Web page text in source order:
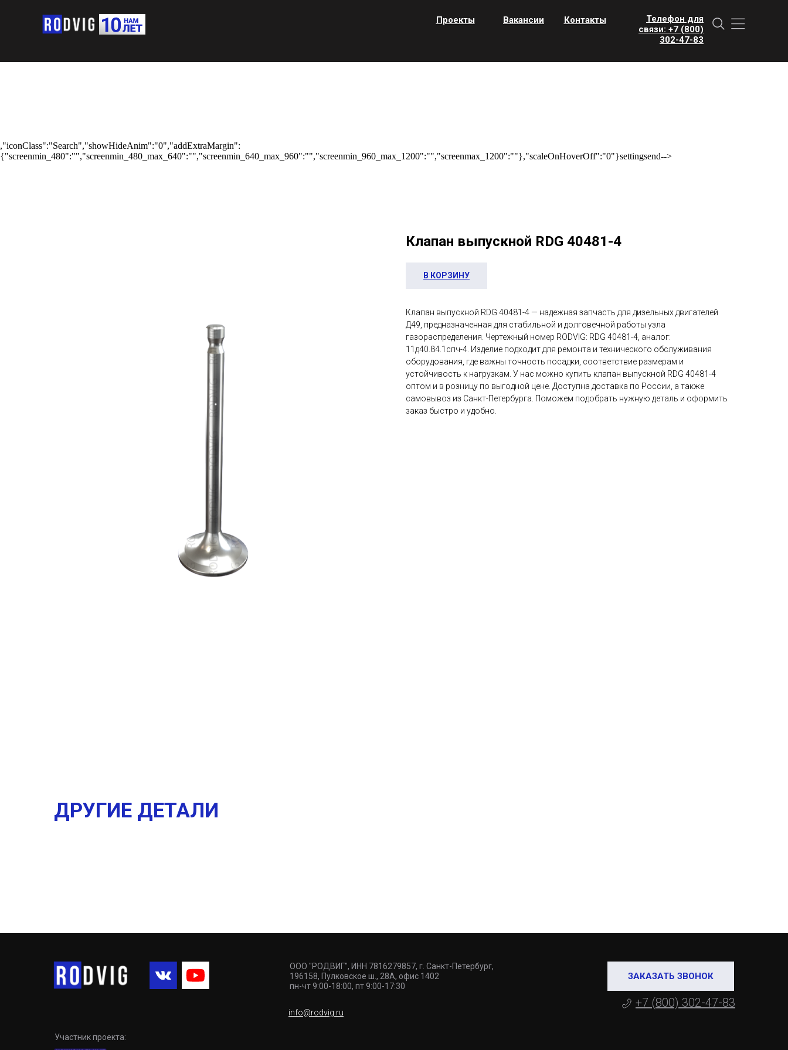
Телефон для
связи: +7 (800)
302-47-83
Вакансии Контакты
Проекты
,"iconClass":"Search","showHideAnim":"0","addExtraMargin":
{"screenmin_480":"","screenmin_480_max_640":"","screenmin_640_max_960":"","screenmin_960_max_1200":"","screenmax_1200":""},"scaleOnHoverOff":"0"}settingsend-->
Клапан выпускной RDG 40481-4
В КОРЗИНУ
Клапан выпускной RDG 40481-4 — надежная запчасть для дизельных двигателей
Д49, предназначенная для стабильной и долговечной работы узла
газораспределения. Чертежный номер RODVIG: RDG 40481-4, аналог:
11д40.84.1спч-4. Изделие подходит для ремонта и технического обслуживания
оборудования, где важны точность посадки, соответствие размерам и
устойчивость к нагрузкам. У нас можно купить клапан выпускной RDG 40481-4
оптом и в розницу по выгодной цене. Доступна доставка по России, а также
самовывоз из Санкт-Петербурга. Поможем подобрать нужную деталь и оформить
заказ быстро и удобно.
ДРУГИЕ ДЕТАЛИ
ЗАКАЗАТЬ ЗВОНОК
ООО "РОДВИГ", ИНН 7816279857, г. Санкт-Петербург,
196158, Пулковское ш., 28А, офис 1402
пн-чт 9:00-18:00, пт 9:00-17:30
Участник проекта:
+7 (800) 302-47-83
info@rodvig.ru